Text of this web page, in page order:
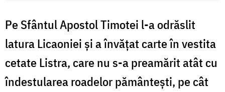
Pe Sfântul Apostol Timotei l-a odrăslit
latura Licaoniei și a învățat carte în vestita
cetate Listra, care nu s-a preamărit atât cu
îndestularea roadelor pământești, pe cât